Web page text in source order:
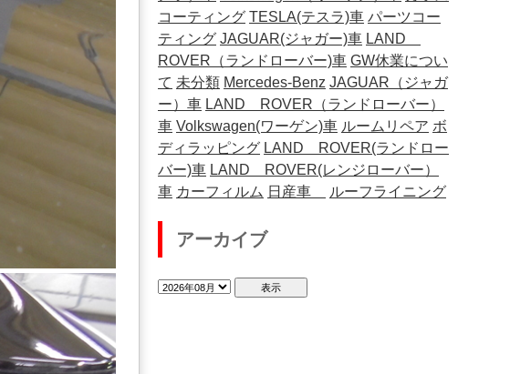
コーティング TESLA(テスラ)車 パーツコー
ティング JAGUAR(ジャガー)車 LAND
ROVER（ランドローバー)車 GW休業につい
て 未分類 Mercedes-Benz JAGUAR（ジャガ
ー）車 LAND ROVER（ランドローバー）
車 Volkswagen(ワーゲン)車 ルームリペア ボ
ディラッピング LAND ROVER(ランドロー
バー)車 LAND ROVER(レンジローバー）
車 カーフィルム 日産車 ルーフライニング
アーカイブ